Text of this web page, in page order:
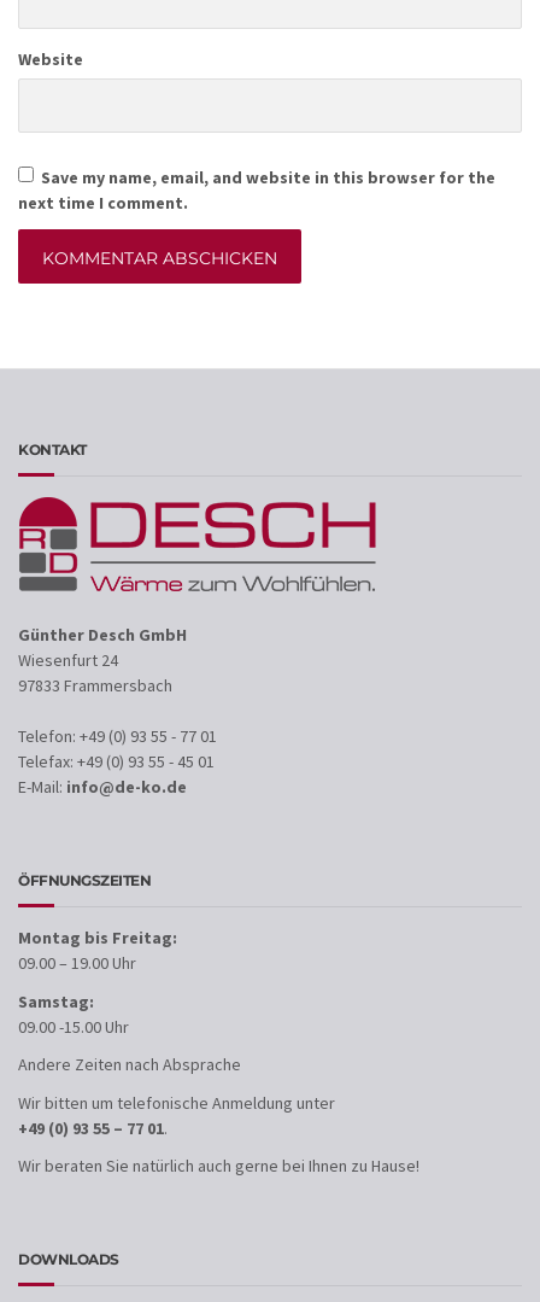
Website
Save my name, email, and website in this browser for the
next time I comment.
KONTAKT
Günther Desch GmbH
Wiesenfurt 24
97833 Frammersbach
Telefon: +49 (0) 93 55 - 77 01
Telefax: +49 (0) 93 55 - 45 01
E-Mail: info@de-ko.de
ÖFFNUNGSZEITEN
Montag bis Freitag:
09.00 – 19.00 Uhr
Samstag:
09.00 -15.00 Uhr
Andere Zeiten nach Absprache
Wir bitten um telefonische Anmeldung unter
+49 (0) 93 55 – 77 01.
Wir beraten Sie natürlich auch gerne bei Ihnen zu Hause!
DOWNLOADS